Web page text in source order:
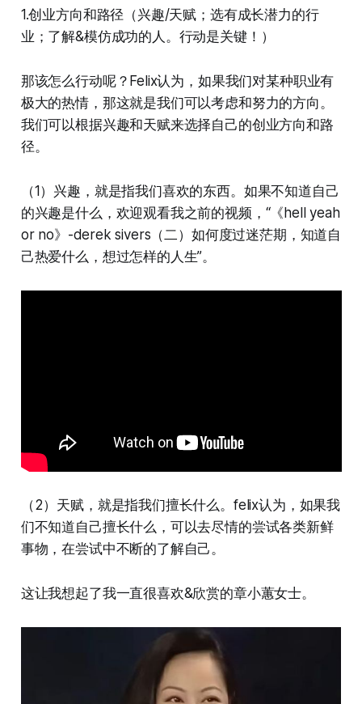
1.创业方向和路径（兴趣/天赋；选有成长潜力的行
业；了解&模仿成功的人。行动是关键！）
那该怎么行动呢？Felix认为，如果我们对某种职业有
极大的热情，那这就是我们可以考虑和努力的方向。
我们可以根据兴趣和天赋来选择自己的创业方向和路
径。
（1）兴趣，就是指我们喜欢的东西。如果不知道自己
的兴趣是什么，欢迎观看我之前的视频，“《hell yeah
or no》-derek sivers（二）如何度过迷茫期，知道自
己热爱什么，想过怎样的人生”。
（2）天赋，就是指我们擅长什么。felix认为，如果我
们不知道自己擅长什么，可以去尽情的尝试各类新鲜
事物，在尝试中不断的了解自己。
这让我想起了我一直很喜欢&欣赏的章小蕙女士。